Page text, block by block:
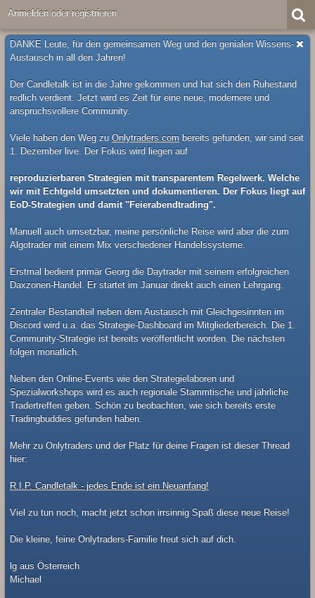
Anmelden oder registrieren
DANKE Leute, für den gemeinsamen Weg und den genialen Wissens-
Austausch in all den Jahren!
Der Candletalk ist in die Jahre gekommen und hat sich den Ruhestand
redlich verdient. Jetzt wird es Zeit für eine neue, modernere und
anspruchsvollere Community.
Viele haben den Weg zu Onlytraders.com bereits gefunden, wir sind seit
1. Dezember live. Der Fokus wird liegen auf
reproduzierbaren Strategien mit transparentem Regelwerk. Welche
wir mit Echtgeld umsetzten und dokumentieren. Der Fokus liegt auf
EoD-Strategien und damit "Feierabendtrading".
Manuell auch umsetzbar, meine persönliche Reise wird aber die zum
Algotrader mit einem Mix verschiedener Handelssysteme.
Erstmal bedient primär Georg die Daytrader mit seinem erfolgreichen
Daxzonen-Handel. Er startet im Januar direkt auch einen Lehrgang.
Zentraler Bestandteil neben dem Austausch mit Gleichgesinnten im
Discord wird u.a. das Strategie-Dashboard im Mitgliederbereich. Die 1.
Community-Strategie ist bereits veröffentlicht worden. Die nächsten
folgen monatlich.
Neben den Online-Events wie den Strategielaboren und
Spezialworkshops wird es auch regionale Stammtische und jährliche
Tradertreffen geben. Schön zu beobachten, wie sich bereits erste
Tradingbuddies gefunden haben.
Mehr zu Onlytraders und der Platz für deine Fragen ist dieser Thread
hier:
R.I.P. Candletalk - jedes Ende ist ein Neuanfang!
Viel zu tun noch, macht jetzt schon irrsinnig Spaß diese neue Reise!
Die kleine, feine Onlytraders-Familie freut sich auf dich.
lg aus Österreich
Michael